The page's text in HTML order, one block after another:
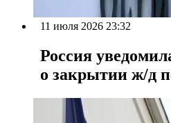
11 июля 2026 23:32
Россия
о закрытии ж/д